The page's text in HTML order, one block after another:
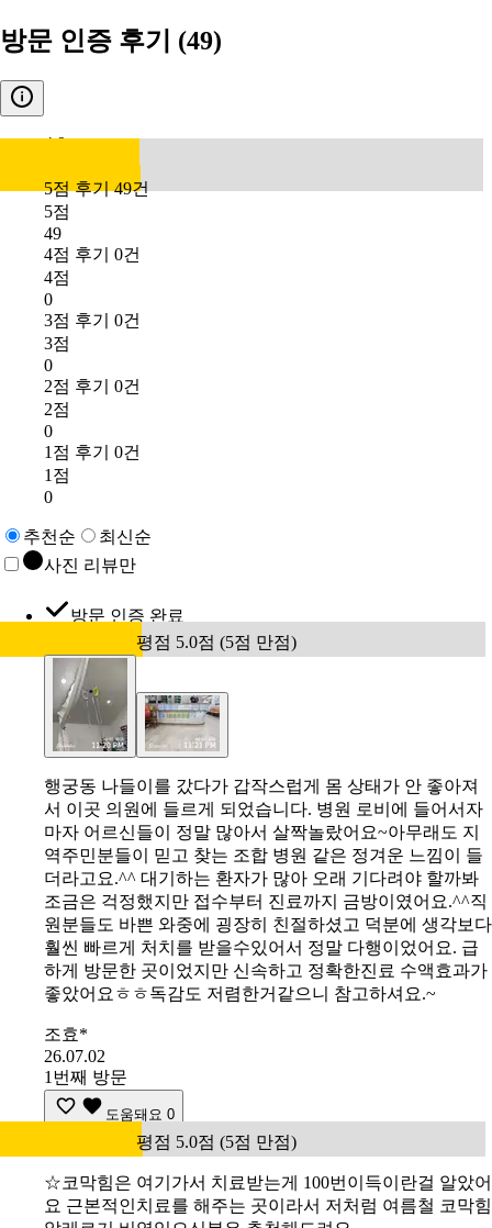
방문 인증 후기 (49)
4.9
5점 후기 49건
5점
49
4점 후기 0건
4점
0
3점 후기 0건
3점
0
2점 후기 0건
2점
0
1점 후기 0건
1점
0
추천순
최신순
사진 리뷰만
방문 인증 완료
평점 5.0점 (5점 만점)
행궁동 나들이를 갔다가 갑작스럽게 몸 상태가 안 좋아져
서 이곳 의원에 들르게 되었습니다. 병원 로비에 들어서자
마자 어르신들이 정말 많아서 살짝놀랐어요~아무래도 지
역주민분들이 믿고 찾는 조합 병원 같은 정겨운 느낌이 들
더라고요.^^ 대기하는 환자가 많아 오래 기다려야 할까봐
조금은 걱정했지만 접수부터 진료까지 금방이였어요.^^직
원분들도 바쁜 와중에 굉장히 친절하셨고 덕분에 생각보다
훨씬 빠르게 처치를 받을수있어서 정말 다행이었어요. 급
하게 방문한 곳이었지만 신속하고 정확한진료 수액효과가
좋았어요ㅎㅎ독감도 저렴한거같으니 참고하셔요.~
조효*
26.07.02
1번째 방문
도움돼요 0
평점 5.0점 (5점 만점)
☆코막힘은 여기가서 치료받는게 100번이득이란걸 알았어
요 근본적인치료를 해주는 곳이라서 저처럼 여름철 코막힘